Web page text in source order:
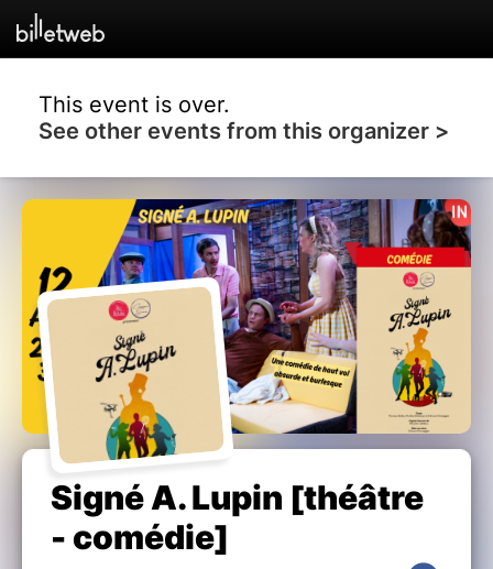
This event is over.
See other events from this organizer >
Signé A. Lupin [théâtre
- comédie]